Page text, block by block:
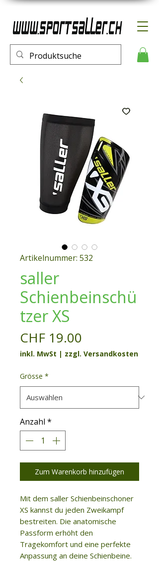
Artikelnummer: 532
saller
Schienbeinschü
tzer XS
CHF 19.00
inkl. MwSt | zzgl. Versandkosten
Grösse *
Anzahl *
Zum Warenkorb hinzufügen
Mit dem saller Schienbeinschoner
XS kannst du jeden Zweikampf
bestreiten. Die anatomische
Passform erhöht den
Tragekomfort und eine perfekte
Anpassung an deine Schienbeine.